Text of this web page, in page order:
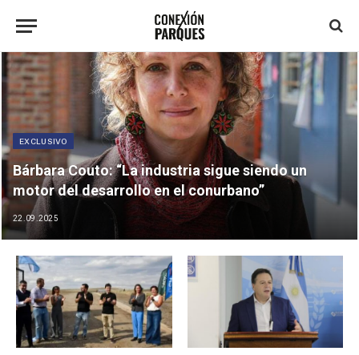
EXCLUSIVO
Bárbara Couto: “La industria sigue siendo un
motor del desarrollo en el conurbano”
22.09.2025